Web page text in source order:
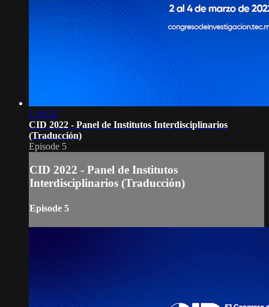
1:19:32
CID 2022 - Panel de Institutos Interdisciplinarios
(Traducción)
Episode 5
CID 2022 - Panel de Institutos
Interdisciplinarios (Traducción)
Episode 5